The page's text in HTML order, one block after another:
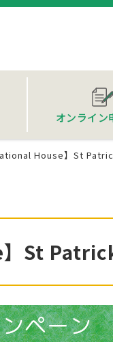
オンライン
House】St
St
ペーン